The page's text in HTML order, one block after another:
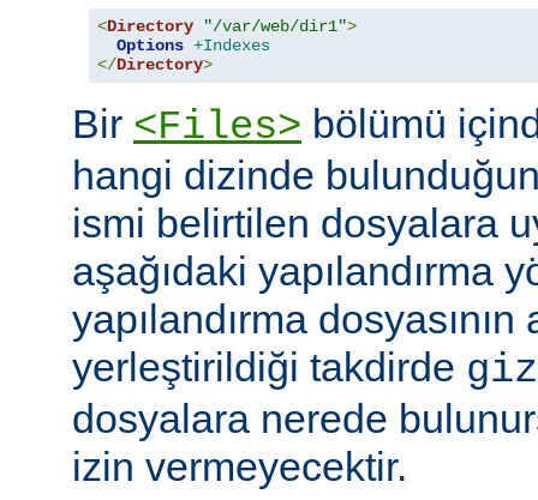
<Directory "/var/web/dir1">
Options +Indexes
</Directory>
Bir <Files> bölümü
hangi dizinde
ismi belirtilen dosyalara
aşağıdaki yapılandırma
yapılandırma
yerleştirildiği takdirde
dosyalara nerede
izin vermeyecektir.